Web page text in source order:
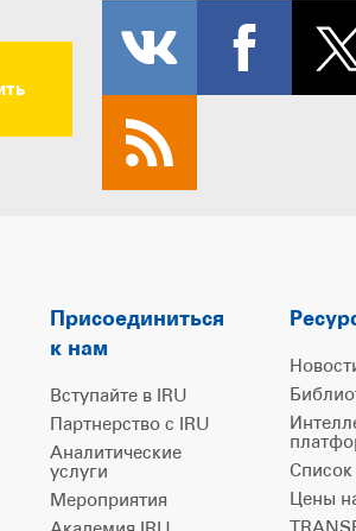
Присоединиться
к нам
Вступайте в IRU
Партнерство с IRU
Аналитические
услуги
Мероприятия
Список
Цены